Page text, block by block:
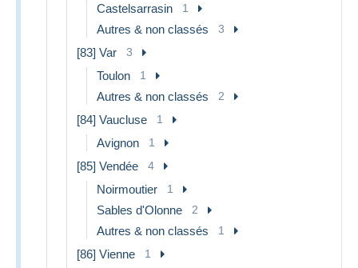
Castelsarrasin 1
Autres & non classés 3
[83] Var 3
Toulon 1
Autres & non classés 2
[84] Vaucluse 1
Avignon 1
[85] Vendée 4
Noirmoutier 1
Sables d'Olonne 2
Autres & non classés 1
[86] Vienne 1